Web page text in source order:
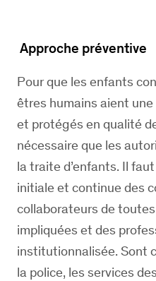
Approche préventive
Pour que les enfants
êtres humains aient une
et protégés en qualité
nécessaire que les
la traite d’enfants. Il
initiale et continue des
collaborateurs de
impliquées et des
institutionnalisée. Sont
la police, les services